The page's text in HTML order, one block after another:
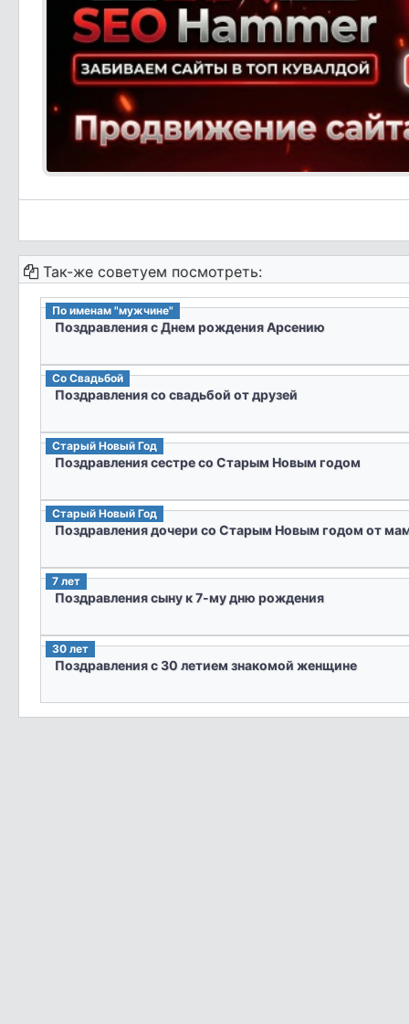
Так-же советуем посмотреть:
По именам "мужчине"
Поздравления с Днем рождения Арсению
Со Свадьбой
Поздравления со свадьбой от друзей
Старый Новый Год
Поздравления сестре со Старым Новым годом
Старый Новый Год
Поздравления дочери со Старым Новым годом от
7 лет
Поздравления сыну к 7-му дню рождения
30 лет
Поздравления с 30 летием знакомой женщине